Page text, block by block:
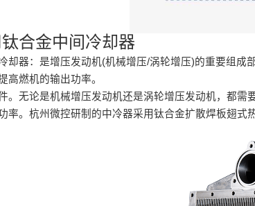
合金中间冷却器
却器：是增压发动机(机械增压/涡轮增压)的重要组
高燃机的输出功率。
。无论是机械增压发动机还是涡轮增压发动机，都
率。杭州微控研制的中冷器采用钛合金扩散焊板翅